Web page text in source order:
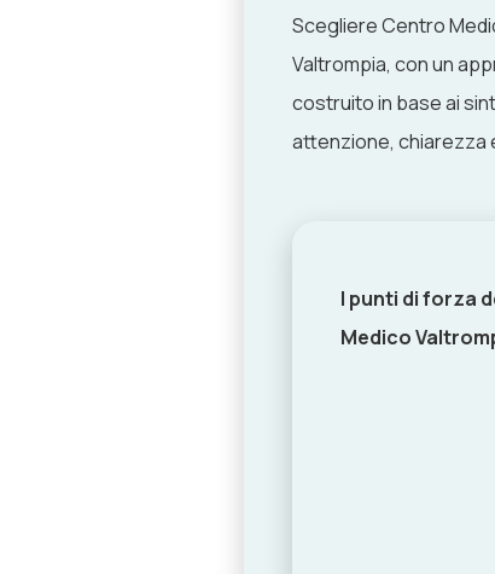
Scegliere Centro
Valtrompia, con un
costruito in base ai
attenzione, chiarezza
I punti di forza
Medico